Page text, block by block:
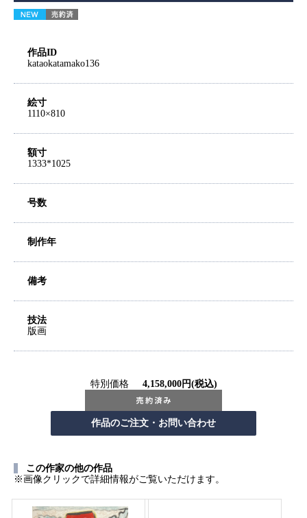
作品ID
kataokatamako136
絵寸
1110×810
額寸
1333*1025
号数
制作年
備考
技法
版画
特別価格 4,158,000円(税込)
この作家の他の作品
※画像クリックで詳細情報がご覧いただけます。